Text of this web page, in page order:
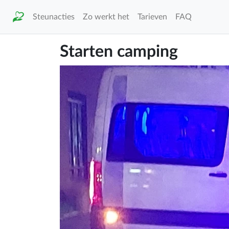
Steunacties Zo werkt het Tarieven FAQ
Starten camping